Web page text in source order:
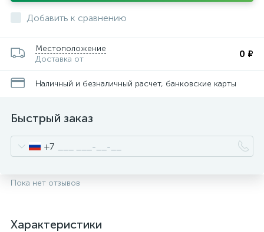
Добавить к сравнению
Местоположение
Доставка от
0 ₽
Наличный и безналичный расчет, банковские карты
Быстрый заказ
+7
Пока нет отзывов
Характеристики